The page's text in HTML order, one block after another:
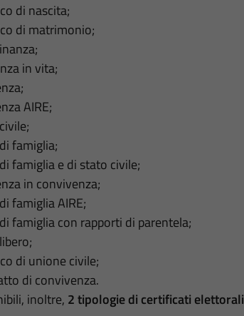
di nascita;
di matrimonio;
in vita;
AIRE;
famiglia;
famiglia e di stato civile;
in convivenza;
famiglia AIRE;
famiglia con rapporti di parentela;
di unione civile;
di convivenza.
inoltre, 2 tipologie di certificati elettorali